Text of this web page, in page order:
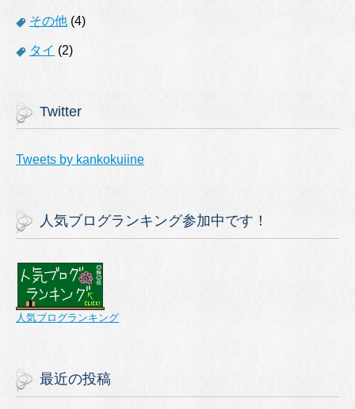
その他 (4)
タイ (2)
Twitter
Tweets by kankokuiine
人気ブログランキング参加中です！
人気ブログランキング
最近の投稿